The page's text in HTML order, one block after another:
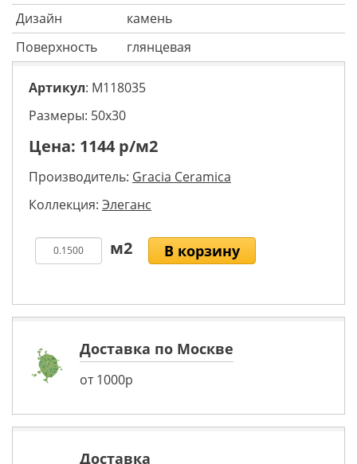
Дизайн
камень
Поверхность
глянцевая
Артикул: M118035
Размеры: 50х30
Цена: 1144 р/м2
Производитель: Gracia Ceramica
Коллекция: Элеганс
В корзину
Доставка по Москве
от 1000р
Доставка